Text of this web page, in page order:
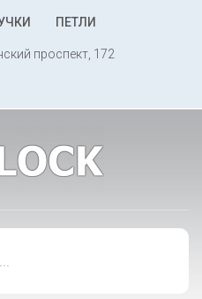
К
ПЕТЛИ
проспект, 172